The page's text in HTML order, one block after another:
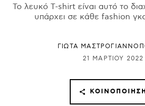
Το λευκό T-shirt είναι αυτό το
υπάρχει σε κάθε fashion
ΓΙΩΤΑ
21 ΜΑΡΤΊΟΥ 2022